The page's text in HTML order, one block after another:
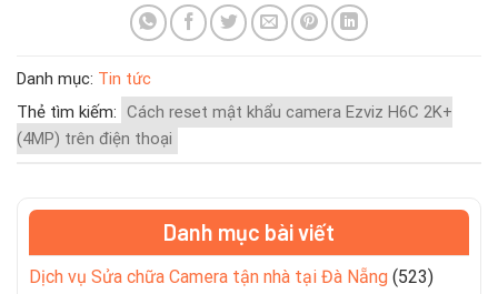
Danh mục: Tin tức
Thẻ tìm kiếm: Cách reset mật khẩu camera Ezviz H6C 2K+
(4MP) trên điện thoại
Danh mục bài viết
Dịch vụ Sửa chữa Camera tận nhà tại Đà Nẵng (523)